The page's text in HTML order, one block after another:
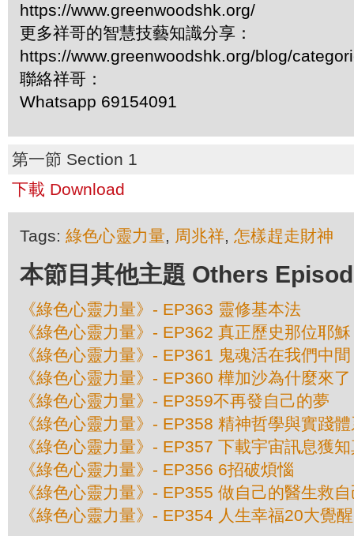
https://www.greenwoodshk.org/
更多祥哥的智慧技藝知識分享：
https://www.greenwoodshk.org/blog/
聯絡祥哥：
Whatsapp 69154091
第一節 Section 1
下載 Download
Tags: 綠色心靈力量, 周兆祥, 怎樣趕走財神
本節目其他主題 Others
《綠色心靈力量》- EP363 靈修基本法
《綠色心靈力量》- EP362 真正歷史那位耶穌
《綠色心靈力量》- EP361 鬼魂活在我們中間
《綠色心靈力量》- EP360 樺加沙為什麼來
《綠色心靈力量》- EP359不再發自己的夢
《綠色心靈力量》- EP358 精神哲學與實踐
《綠色心靈力量》- EP357 下載宇宙訊息獲
《綠色心靈力量》- EP356 6招破煩惱
《綠色心靈力量》- EP355 做自己的醫生救
《綠色心靈力量》- EP354 人生幸福20大覺醒